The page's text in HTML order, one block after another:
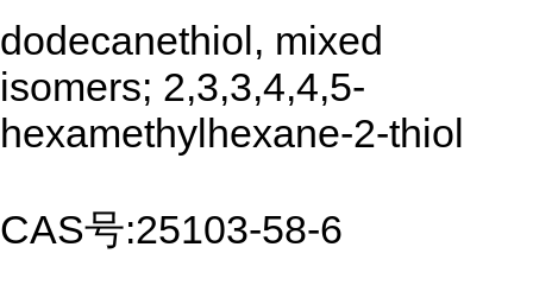
dodecanethiol, mixed
isomers; 2,3,3,4,4,5-
hexamethylhexane-2-thiol
CAS号:25103-58-6